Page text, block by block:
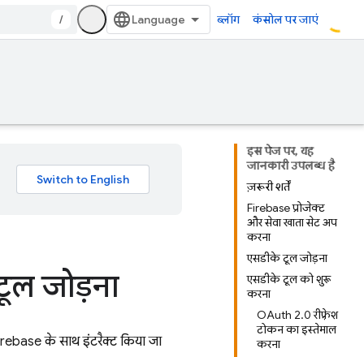
/ ब्लॉग कंसोल पर जाएं
इस पेज पर, यह
जानकारी उपलब्ध है
ज़रूरी शर्तें
Firebase प्रोजेक्ट
और सेवा खाता सेट अप
करना
एसडीके टूल जोड़ना
एसडीके टूल को शुरू
करना
OAuth 2.0 रीफ़्रेश
टोकन का इस्तेमाल
करना
जोड़ना
के साथ इंटरैक्ट किया जा